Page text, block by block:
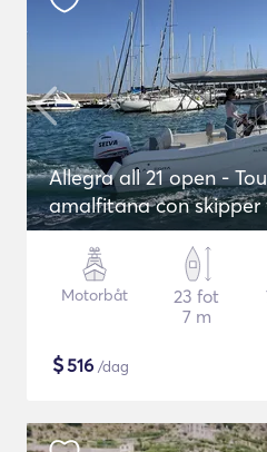
Allegra all 21 open -
amalfitana con
Motorbåt
23 fot
7 m
$516 /dag